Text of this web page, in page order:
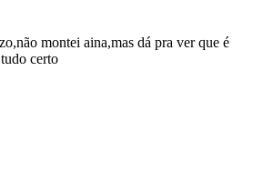
montei aina,mas dá pra ver que é
certo